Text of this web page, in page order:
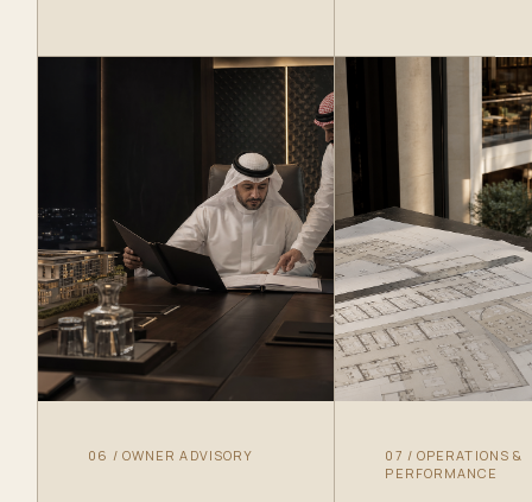
06 / OWNER ADVISORY 07 / OPERATIONS &
PERFORMANCE